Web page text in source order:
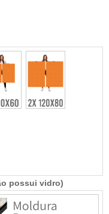
possui vidro)